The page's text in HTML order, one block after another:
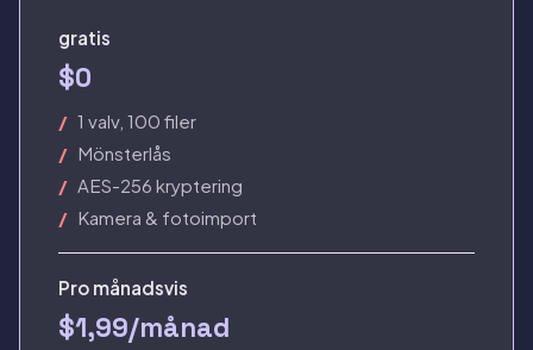
gratis
$0
1 valv, 100 filer
Mönsterlås
AES-256 kryptering
Kamera & fotoimport
Pro månadsvis
$1,99/månad